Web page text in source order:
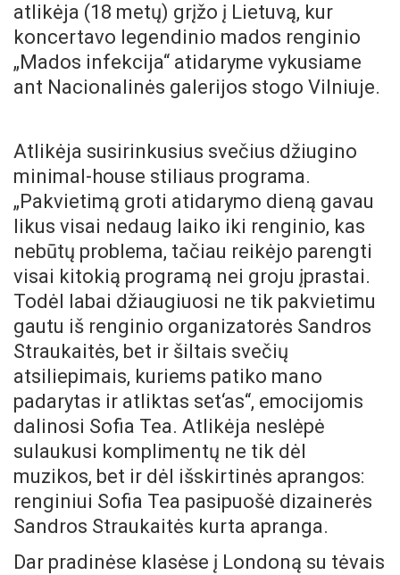
atlikėja (18 metų) grįžo į Lietuvą, kur
koncertavo legendinio mados renginio
„Mados infekcija“ atidaryme vykusiame
ant Nacionalinės galerijos stogo Vilniuje.
Atlikėja susirinkusius svečius džiugino
minimal-house stiliaus programa.
„Pakvietimą groti atidarymo dieną gavau
likus visai nedaug laiko iki renginio, kas
nebūtų problema, tačiau reikėjo parengti
visai kitokią programą nei groju įprastai.
Todėl labai džiaugiuosi ne tik pakvietimu
gautu iš renginio organizatorės Sandros
Straukaitės, bet ir šiltais svečių
atsiliepimais, kuriems patiko mano
padarytas ir atliktas set‘as“, emocijomis
dalinosi Sofia Tea. Atlikėja neslėpė
sulaukusi komplimentų ne tik dėl
muzikos, bet ir dėl išskirtinės aprangos:
renginiui Sofia Tea pasipuošė dizainerės
Sandros Straukaitės kurta apranga.
Dar pradinėse klasėse į Londoną su tėvais